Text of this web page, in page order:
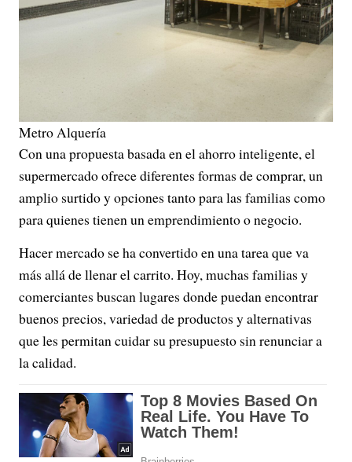
Metro Alquería
Con una propuesta basada en el ahorro inteligente, el
supermercado ofrece diferentes formas de comprar, un
amplio surtido y opciones tanto para las familias como
para quienes tienen un emprendimiento o negocio.
Hacer mercado se ha convertido en una tarea que va
más allá de llenar el carrito. Hoy, muchas familias y
comerciantes buscan lugares donde puedan encontrar
buenos precios, variedad de productos y alternativas
que les permitan cuidar su presupuesto sin renunciar a
la calidad.